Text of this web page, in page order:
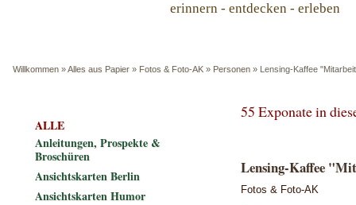
erinnern - entdecken - erleben
Willkommen »Alles aus Papier » Fotos & Foto-AK » Personen » Lensing-Kaffee
55 Exponate in
Lensing-Kaffee
Fotos & Foto-AK
ALLE
Anleitungen, Prospekte &
Broschüren
Ansichtskarten Berlin
Ansichtskarten Humor